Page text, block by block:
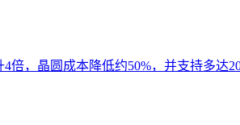
，晶圆成本降低约50%，并支持多